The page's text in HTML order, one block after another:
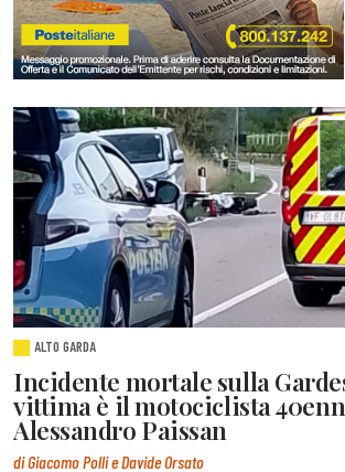
ALTO GARDA
Incidente mortale sulla
vittima è il motociclista
Alessandro Paissan
di Giacomo Polli e Davide Orsato